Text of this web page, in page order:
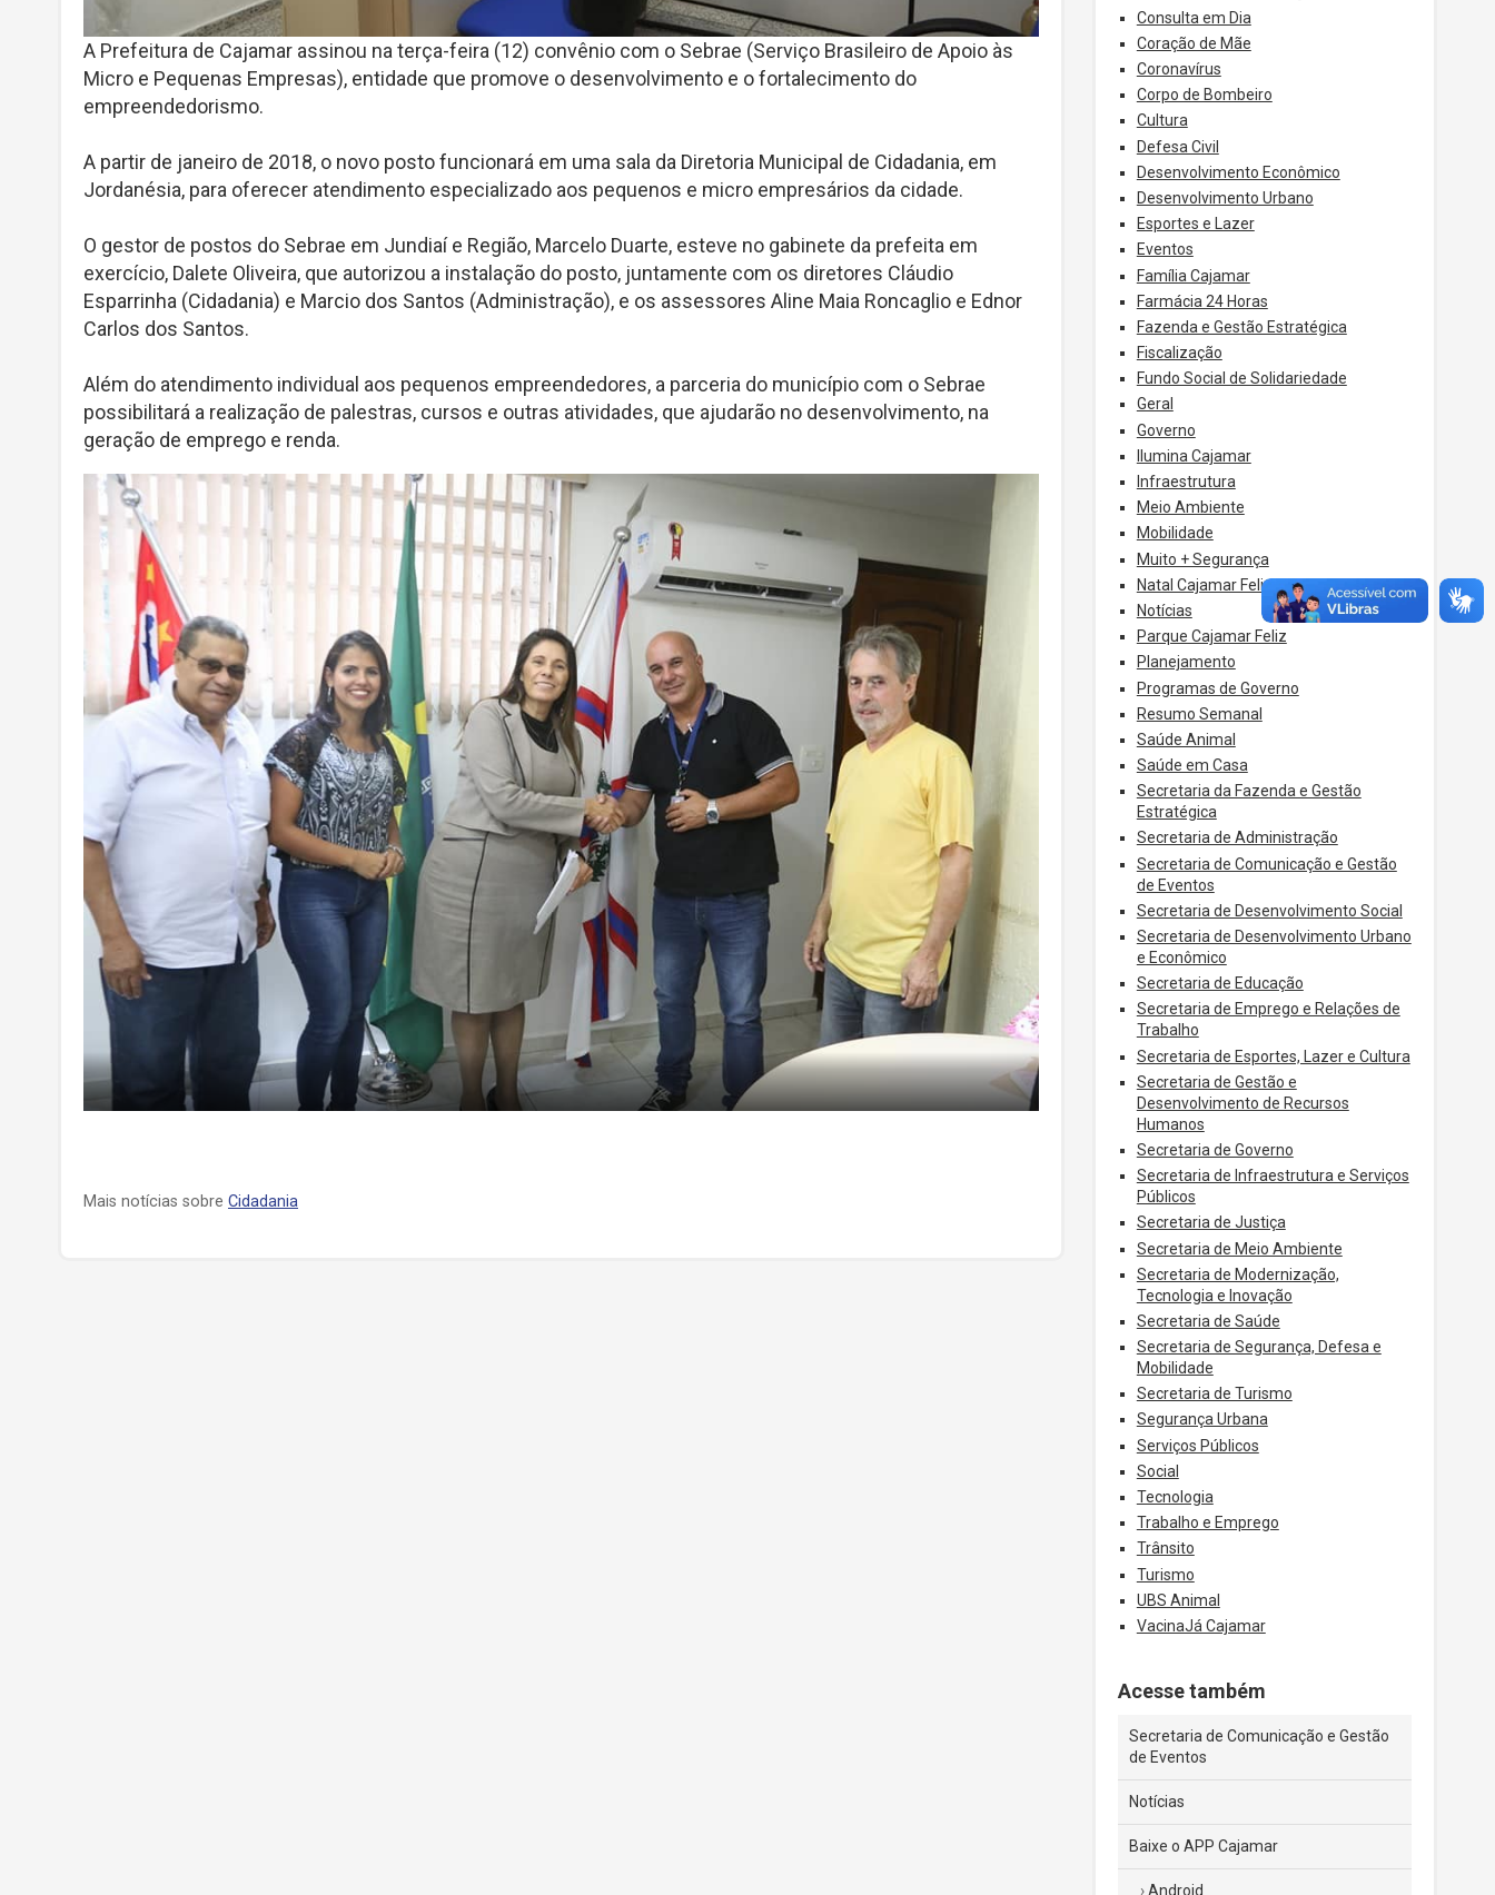
A Prefeitura de Cajamar assinou na terça-feira (12) convênio com o Sebrae (Serviço Brasileiro de Apoio às
Micro e Pequenas Empresas), entidade que promove o desenvolvimento e o fortalecimento do
empreendedorismo.
A partir de janeiro de 2018, o novo posto funcionará em uma sala da Diretoria Municipal de Cidadania, em
Jordanésia, para oferecer atendimento especializado aos pequenos e micro empresários da cidade.
O gestor de postos do Sebrae em Jundiaí e Região, Marcelo Duarte, esteve no gabinete da prefeita em
exercício, Dalete Oliveira, que autorizou a instalação do posto, juntamente com os diretores Cláudio
Esparrinha (Cidadania) e Marcio dos Santos (Administração), e os assessores Aline Maia Roncaglio e Ednor
Carlos dos Santos.
Além do atendimento individual aos pequenos empreendedores, a parceria do município com o Sebrae
possibilitará a realização de palestras, cursos e outras atividades, que ajudarão no desenvolvimento, na
geração de emprego e renda.
Mais notícias sobre Cidadania
Consulta em Dia
Coração de Mãe
Coronavírus
Corpo de Bombeiro
Cultura
Defesa Civil
Desenvolvimento Econômico
Desenvolvimento Urbano
Esportes e Lazer
Eventos
Família Cajamar
Farmácia 24 Horas
Fazenda e Gestão Estratégica
Fiscalização
Fundo Social de Solidariedade
Geral
Governo
Ilumina Cajamar
Infraestrutura
Meio Ambiente
Mobilidade
Muito + Segurança
Natal Cajamar Feliz
Notícias
Parque Cajamar Feliz
Planejamento
Programas de Governo
Resumo Semanal
Saúde Animal
Saúde em Casa
Secretaria da Fazenda e Gestão
Estratégica
Secretaria de Administração
Secretaria de Comunicação e Gestão
de Eventos
Secretaria de Desenvolvimento Social
Secretaria de Desenvolvimento Urbano
e Econômico
Secretaria de Educação
Secretaria de Emprego e Relações de
Trabalho
Secretaria de Esportes, Lazer e Cultura
Secretaria de Gestão e
Desenvolvimento de Recursos
Humanos
Secretaria de Governo
Secretaria de Infraestrutura e Serviços
Públicos
Secretaria de Justiça
Secretaria de Meio Ambiente
Secretaria de Modernização,
Tecnologia e Inovação
Secretaria de Saúde
Secretaria de Segurança, Defesa e
Mobilidade
Secretaria de Turismo
Segurança Urbana
Serviços Públicos
Social
Tecnologia
Trabalho e Emprego
Trânsito
Turismo
UBS Animal
VacinaJá Cajamar
Acesse também
Secretaria de Comunicação e Gestão
de Eventos
Notícias
Baixe o APP Cajamar
Android